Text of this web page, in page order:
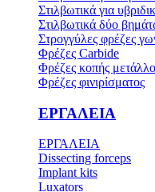
Στιλβωτικά για
Στιλβωτικά δύο
Στρογγύλες φρέζες
Φρέζες Carbide
Φρέζες κοπής
Φρέζες φινιρίσματος
ΕΡΓΑΛΕΙΑ
ΕΡΓΑΛΕΙΑ
Dissecting forceps
Implant kits
Luxators